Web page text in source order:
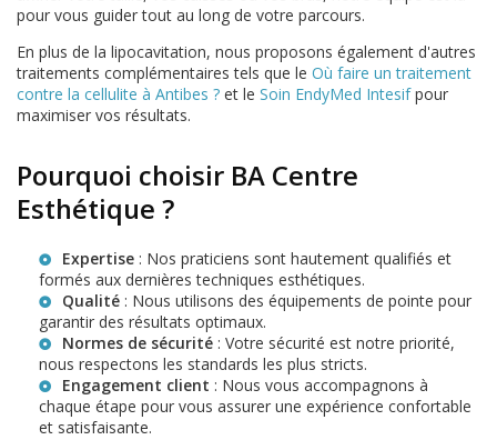
pour vous guider tout au long de votre parcours.
En plus de la lipocavitation, nous proposons également d'autres
traitements complémentaires tels que le Où faire un traitement
contre la cellulite à Antibes ? et le Soin EndyMed Intesifpour
maximiser vos résultats.
Pourquoi choisir BA Centre
Esthétique ?
Expertise : Nos praticiens sont hautement qualifiés et
formés aux dernières techniques esthétiques.
Qualité : Nous utilisons des équipements de pointe pour
garantir des résultats optimaux.
Normes de sécurité : Votre sécurité est notre priorité,
nous respectons les standards les plus stricts.
Engagement client : Nous vous accompagnons à
chaque étape pour vous assurer une expérience confortable
et satisfaisante.